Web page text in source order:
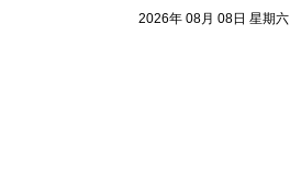
2026年 08月 08日 星期六